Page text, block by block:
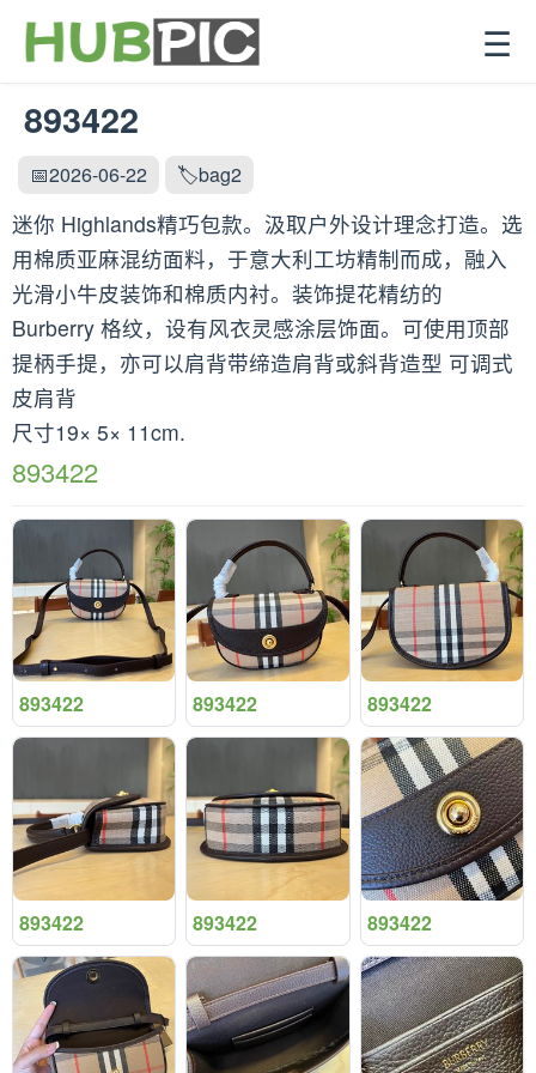
☰
893422
📅2026-06-22 🏷️bag2
迷你 Highlands精巧包款。汲取户外设计理念打造。选
用棉质亚麻混纺面料，于意大利工坊精制而成，融入
光滑小牛皮装饰和棉质内衬。装饰提花精纺的
Burberry 格纹，设有风衣灵感涂层饰面。可使用顶部
提柄手提，亦可以肩背带缔造肩背或斜背造型 可调式
皮肩背
尺寸19× 5× 11cm.
893422
893422 893422 893422
893422 893422 893422